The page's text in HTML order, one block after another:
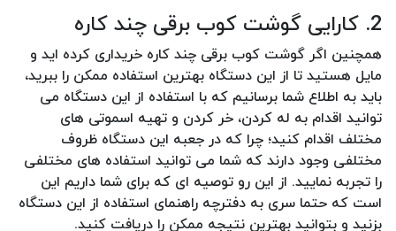
2. کارایی گوشت کوب برقی چند کاره
همچنین اگر گوشت کوب برقی چند کاره خریداری کرده اید و
مایل هستید تا از این دستگاه بهترین استفاده ممکن را ببرید،
باید به اطلاع شما برسانیم که با استفاده از این دستگاه می
توانید اقدام به له کردن، خر کردن و تهیه اسموتی های
مختلف اقدام کنید؛ چرا که در جعبه این دستگاه ظروف
مختلفی وجود دارند که شما می توانید استفاده های مختلفی
را تجربه نمایید. از این رو توصیه ای که برای شما داریم این
است که حتما سری به دفترچه راهنمای استفاده از این دستگاه
بزنید و بتوانید بهترین نتیجه ممکن را دریافت کنید.